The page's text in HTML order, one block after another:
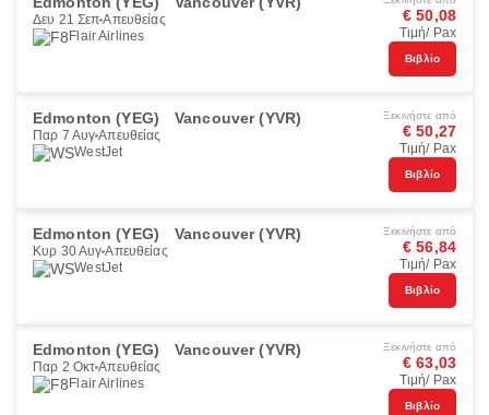
Δευ 21 Σεπ Απευθείας
Flair Airlines
€ 50,08
Τιμή/ Pax
Βιβλίο
Edmonton (YEG) Vancouver (YVR)
Παρ 7 Αυγ Απευθείας
WestJet
Ξεκινήστε από
€ 50,27
Τιμή/ Pax
Βιβλίο
Edmonton (YEG) Vancouver (YVR)
Κυρ 30 Αυγ Απευθείας
WestJet
Ξεκινήστε από
€ 56,84
Τιμή/ Pax
Βιβλίο
Edmonton (YEG) Vancouver (YVR)
Παρ 2 Οκτ Απευθείας
Flair Airlines
Ξεκινήστε από
€ 63,03
Τιμή/ Pax
Βιβλίο